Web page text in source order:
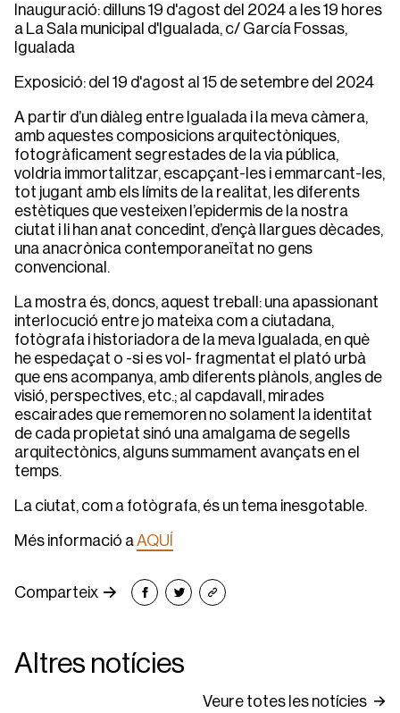
Inauguració: dilluns 19 d'agost del 2024 a les 19 hores
a La Sala municipal d'Igualada, c/ García Fossas,
Igualada
Exposició: del 19 d'agost al 15 de setembre del 2024
A partir d’un diàleg entre Igualada i la meva càmera,
amb aquestes composicions arquitectòniques,
fotogràficament segrestades de la via pública,
voldria immortalitzar, escapçant-les i emmarcant-les,
tot jugant amb els límits de la realitat, les diferents
estètiques que vesteixen l’epidermis de la nostra
ciutat i li han anat concedint, d’ençà llargues dècades,
una anacrònica contemporaneïtat no gens
convencional.
La mostra és, doncs, aquest treball: una apassionant
interlocució entre jo mateixa com a ciutadana,
fotògrafa i historiadora de la meva Igualada, en què
he espedaçat o -si es vol- fragmentat el plató urbà
que ens acompanya, amb diferents plànols, angles de
visió, perspectives, etc.; al capdavall, mirades
escairades que rememoren no solament la identitat
de cada propietat sinó una amalgama de segells
arquitectònics, alguns summament avançats en el
temps.
La ciutat, com a fotògrafa, és un tema inesgotable.
Més informació aAQUÍ
Comparteix
Altres notícies
Veure totes les notícies